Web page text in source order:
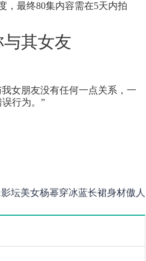
，最终80集内容需在5天内拍
女朋友没有任何一点关系，一
行为。”
影坛美女杨幂穿冰蓝长裙身材傲人